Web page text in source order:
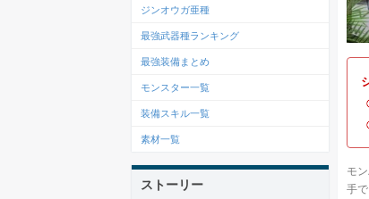
モ
手
ジンオウガ亜種
最強武器種ランキング
最強装備まとめ
モンスター一覧
装備スキル一覧
素材一覧
ストーリー